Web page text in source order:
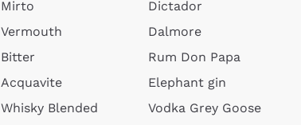
Mirto
Vermouth
Bitter
Acquavite
Whisky Blended
Dictador
Dalmore
Rum Don Papa
Elephant gin
Vodka Grey Goose